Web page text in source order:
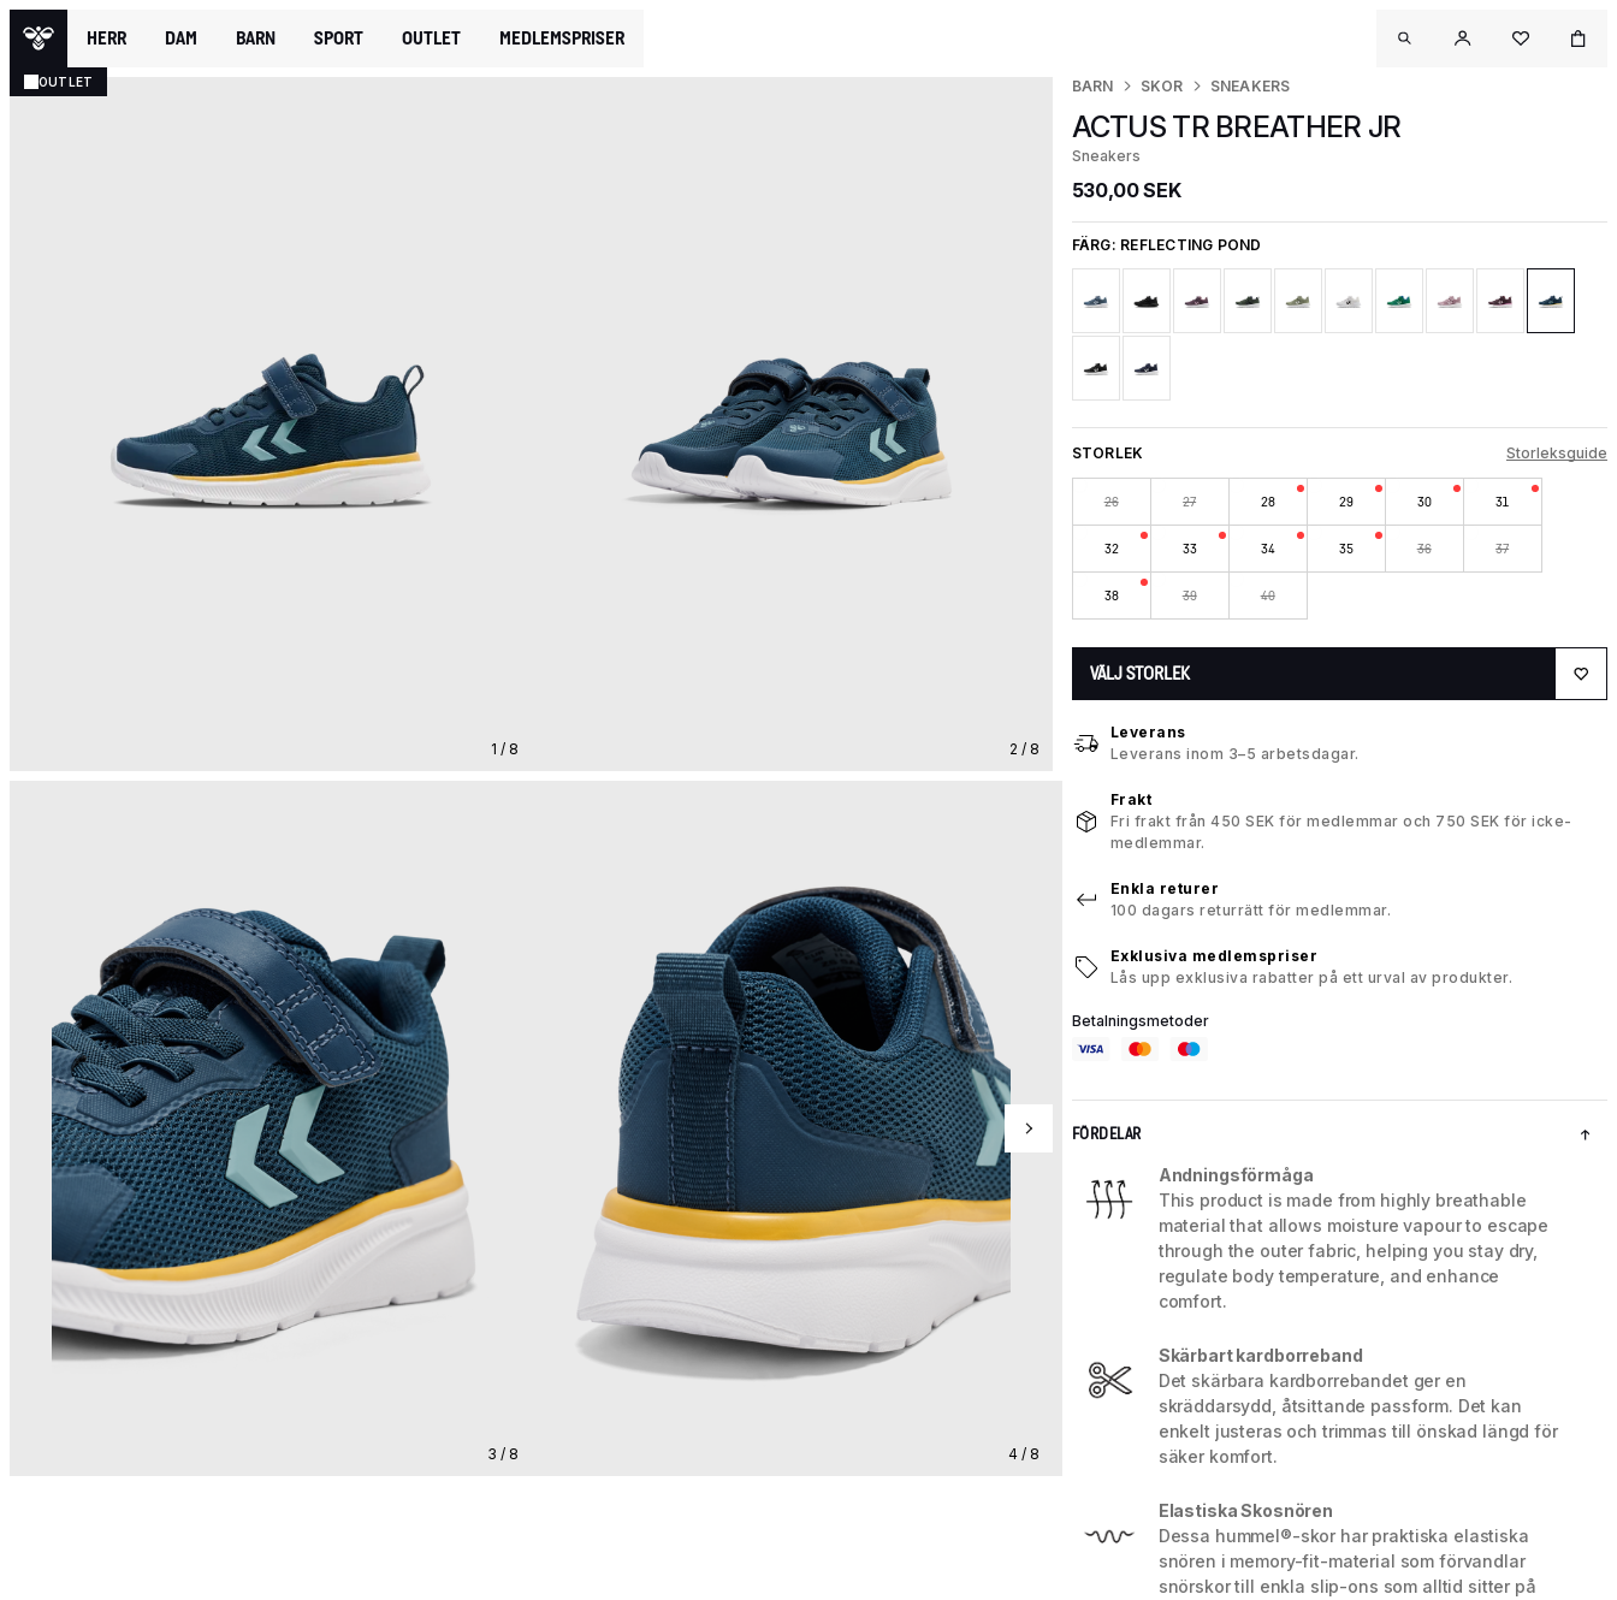
HERR DAM BARN SPORT OUTLET MEDLEMSPRISER
OUTLET
1 / 8 2 / 8
3 / 8 4 / 8
BARN SKOR SNEAKERS
ACTUS TR BREATHER JR
Sneakers
530,00 SEK
FÄRG: REFLECTING POND
STORLEK Storleksguide
26 27 28 29 30 31
32 33 34 35 36 37
38 39 40
VÄLJ STORLEK
Leverans
Leverans inom 3–5 arbetsdagar.
Frakt
Fri frakt från 450 SEK för medlemmar och 750 SEK för icke-
medlemmar.
Enkla returer
100 dagars returrätt för medlemmar.
Exklusiva medlemspriser
Lås upp exklusiva rabatter på ett urval av produkter.
Betalningsmetoder
FÖRDELAR
Andningsförmåga
This product is made from highly breathable
material that allows moisture vapour to escape
through the outer fabric, helping you stay dry,
regulate body temperature, and enhance
comfort.
Skärbart kardborreband
Det skärbara kardborrebandet ger en
skräddarsydd, åtsittande passform. Det kan
enkelt justeras och trimmas till önskad längd för
säker komfort.
Elastiska Skosnören
Dessa hummel®-skor har praktiska elastiska
snören i memory-fit-material som förvandlar
snörskor till enkla slip-ons som alltid sitter på